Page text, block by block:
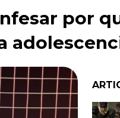
por